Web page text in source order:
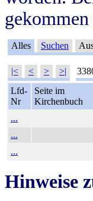
Alles Suchen
|< < > >|
Lfd-
Nr
Seite im
Kirchenbuch
...
...
...
Hinweise